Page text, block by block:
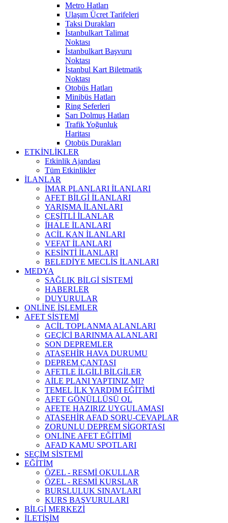
Metro Hatları
Ulaşım Ücret Tarifeleri
Taksi Durakları
İstanbulkart Talimat
Noktası
İstanbulkart Başvuru
Noktası
İstanbul Kart Biletmatik
Noktası
Otobüs Hatları
Minibüs Hatları
Ring Seferleri
Sarı Dolmuş Hatları
Trafik Yoğunluk
Haritası
Otobüs Durakları
ETKİNLİKLER
Etkinlik Ajandası
Tüm Etkinlikler
İLANLAR
İMAR PLANLARI İLANLARI
AFET BİLGİ İLANLARI
YARIŞMA İLANLARI
ÇEŞİTLİ İLANLAR
İHALE İLANLARI
ACİL KAN İLANLARI
VEFAT İLANLARI
KESİNTİ İLANLARI
BELEDİYE MECLİS İLANLARI
MEDYA
SAĞLIK BİLGİ SİSTEMİ
HABERLER
DUYURULAR
ONLİNE İŞLEMLER
AFET SİSTEMİ
ACİL TOPLANMA ALANLARI
GEÇİCİ BARINMA ALANLARI
SON DEPREMLER
ATAŞEHİR HAVA DURUMU
DEPREM ÇANTASI
AFETLE İLGİLİ BİLGİLER
AİLE PLANI YAPTINIZ MI?
TEMEL İLK YARDIM EĞİTİMİ
AFET GÖNÜLLÜSÜ OL
AFETE HAZIRIZ UYGULAMASI
ATAŞEHİR AFAD SORU-CEVAPLAR
ZORUNLU DEPREM SİGORTASI
ONLİNE AFET EĞİTİMİ
AFAD KAMU SPOTLARI
SEÇİM SİSTEMİ
EĞİTİM
ÖZEL - RESMİ OKULLAR
ÖZEL - RESMİ KURSLAR
BURSLULUK SINAVLARI
KURS BAŞVURULARI
BİLGİ MERKEZİ
İLETİŞİM